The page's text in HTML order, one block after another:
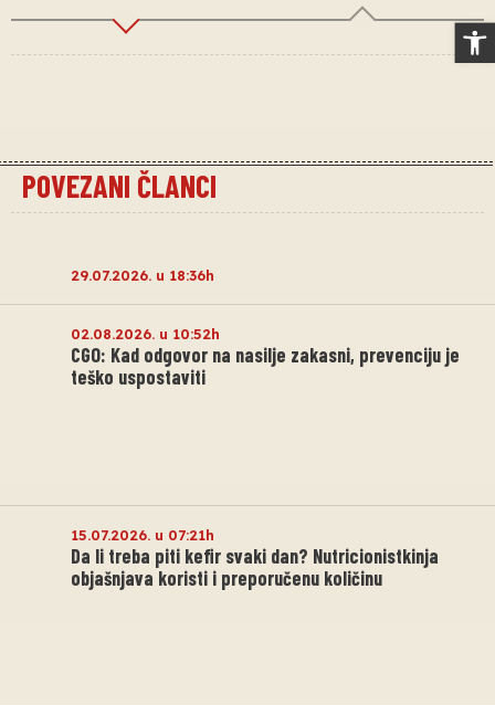
POVEZANI ČLANCI
29.07.2026. u 18:36h
02.08.2026. u 10:52h
CGO: Kad odgovor na nasilje zakasni, prevenciju je
teško uspostaviti
15.07.2026. u 07:21h
Da li treba piti kefir svaki dan? Nutricionistkinja
objašnjava koristi i preporučenu količinu